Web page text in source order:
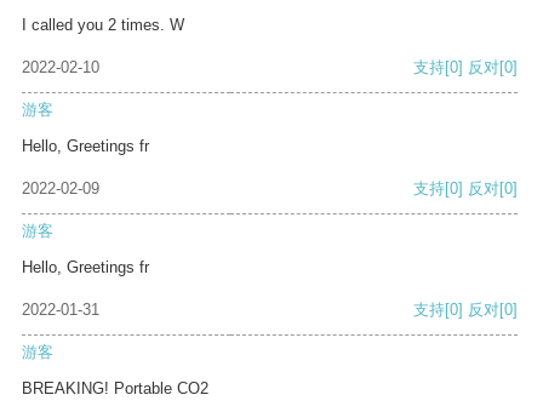
I called you 2 times. W
2022-02-10 支持[0] 反对[0]
游客
Hello, Greetings fr
2022-02-09 支持[0] 反对[0]
游客
Hello, Greetings fr
2022-01-31 支持[0] 反对[0]
游客
BREAKING! Portable CO2